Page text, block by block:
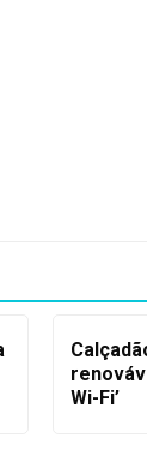
Wi-Fi’